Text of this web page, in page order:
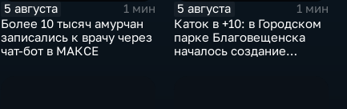
5 августа
1 мин
Более 10 тысяч амурчан
записались к врачу через
чат-бот в МАКСЕ
5 августа
1 мин
Каток в +10: в Городском
парке Благовещенска
началось создание